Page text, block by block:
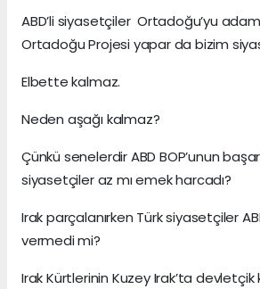
ABD’li siyasetçiler Ortadoğu’yu
Ortadoğu Projesi yapar da bizim
Elbette kalmaz.
Neden aşağı kalmaz?
Çünkü senelerdir ABD BOP’unun
siyasetçiler az mı emek harcadı?
Irak parçalanırken Türk siyasetçiler
vermedi mi?
Irak Kürtlerinin Kuzey Irak’ta devletçik